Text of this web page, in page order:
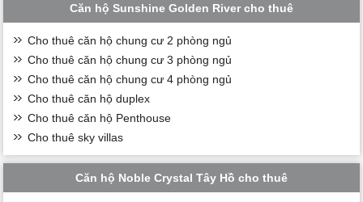
Căn hộ Sunshine Golden River cho thuê
Cho thuê căn hộ chung cư 2 phòng ngủ
Cho thuê căn hộ chung cư 3 phòng ngủ
Cho thuê căn hộ chung cư 4 phòng ngủ
Cho thuê căn hộ duplex
Cho thuê căn hộ Penthouse
Cho thuê sky villas
Căn hộ Noble Crystal Tây Hồ cho thuê